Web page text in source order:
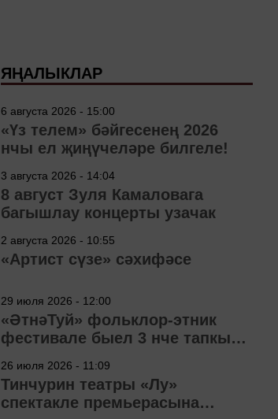
ЯҢАЛЫКЛАР
6 августа 2026 - 15:00
«Үз телем» бәйгесенең 2026
нчы ел җиңүчеләре билгеле!
3 августа 2026 - 14:04
8 август Зуля Камаловага
багышлау концерты узачак
2 августа 2026 - 10:55
«Артист сүзе» сәхифәсе
29 июля 2026 - 12:00
«ӘтнәТуй» фольклор-этник
фестивале быел 3 нче тапкыр
26 июля 2026 - 11:09
Тинчурин театры «Лу»
спектакле премьерасына